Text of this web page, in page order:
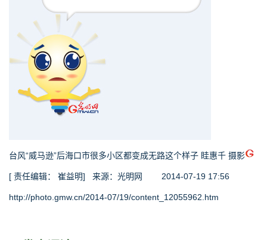
台风“威马逊”后海口市很多小区都变成无路这个样子 眭惠千 摄影
[ 责任编辑： 崔益明] 来源： 光明网 2014-07-19 17:56
http://photo.gmw.cn/2014-07/19/content_12055962.htm